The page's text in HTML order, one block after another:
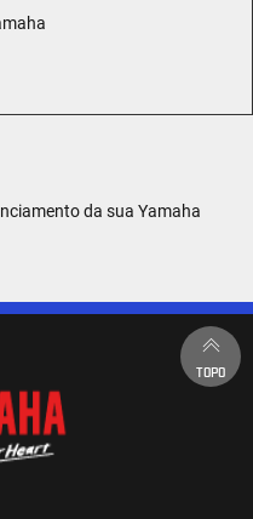
da sua Yamaha
TOPO